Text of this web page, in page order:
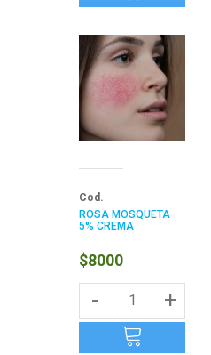
Cod.
ROSA MOSQUETA
5% CREMA
$8000
- +